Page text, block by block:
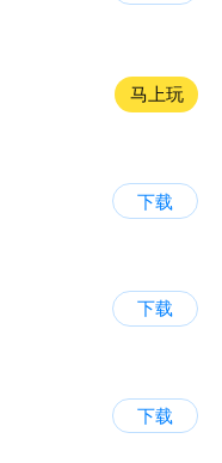
马上玩
下载
下载
下载